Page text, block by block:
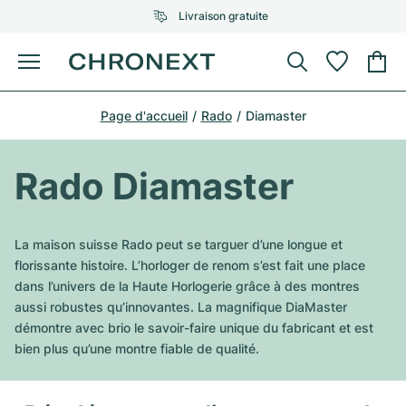
Livraison gratuite
Menu
Acheter une montre
UNE SÉLECTION D'EXCEPTION
Tous les modèles Rolex
Modèles les plus vendus
Omega
Tous les modèles Omega
Modèles les plus vendus
Patek Philippe
Tous les modèles Patek Philippe
Audemars Piguet
Cartier
Montres d'occasion
Bijoux
UNE SÉLECTION D'EXCEPTION
Tiffany
Louis Vuitton
Gebauer & Gebauer
Van Cleef & Arpels
Nouveautés
Page d'accueil Rado Diamaster
Rado Diamaster
La maison suisse Rado peut se targuer d’une longue et
florissante histoire. L’horloger de renom s’est fait une place
dans l’univers de la Haute Horlogerie grâce à des montres
aussi robustes qu’innovantes. La magnifique DiaMaster
démontre avec brio le savoir-faire unique du fabricant et est
bien plus qu’une montre fiable de qualité.